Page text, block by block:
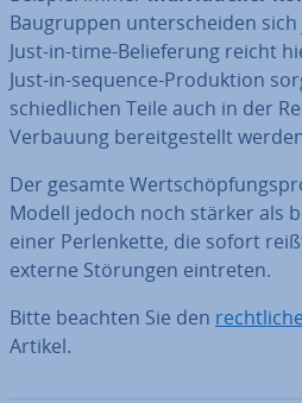
Bau­grup­pen un­ter­schei­den sich
Just-in-time-Be­lie­fe­rung reicht
Just-in-sequence-Pro­duk­ti­on
schied­li­chen Teile auch in der
Verbauung be­reit­ge­stellt
Der gesamte
Modell jedoch noch stärker als
einer Per­len­ket­te, die sofort
externe Störungen eintreten.
Bitte beachten Sie den
Artikel.